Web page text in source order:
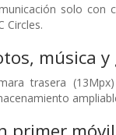
solo con
Circles.
música
trasera